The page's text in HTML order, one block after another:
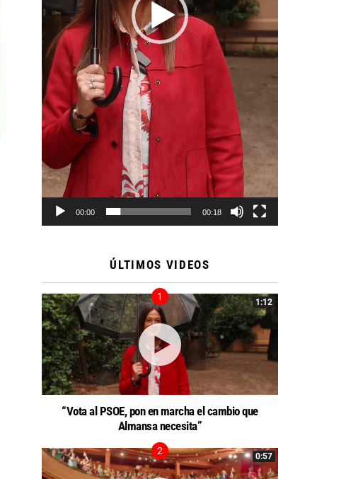
00:00 00:18
ÚLTIMOS VIDEOS
1:12
“Vota al PSOE, pon en marcha el cambio que
Almansa necesita”
0:57